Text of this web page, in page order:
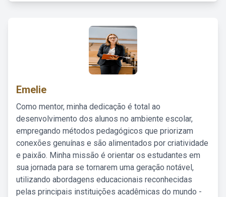
Emelie
Como mentor, minha dedicação é total ao
desenvolvimento dos alunos no ambiente escolar,
empregando métodos pedagógicos que priorizam
conexões genuínas e são alimentados por criatividade
e paixão. Minha missão é orientar os estudantes em
sua jornada para se tornarem uma geração notável,
utilizando abordagens educacionais reconhecidas
pelas principais instituições acadêmicas do mundo -